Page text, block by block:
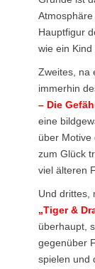
Hauptfigur
wie ein
Zweites, na
immerhin
– Die
eine
über Motive
zum Glück
viel älteren
Und drittes,
„Tiger &
überhaupt,
gegenüber
spielen und